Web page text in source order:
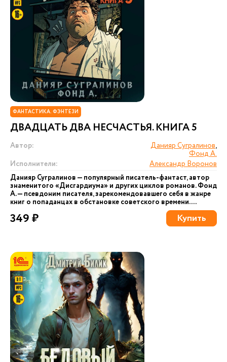
ФАНТАСТИКА. ФЭНТЕЗИ
ДВАДЦАТЬ ДВА НЕСЧАСТЬЯ. КНИГА 5
Автор: Данияр Сугралинов,
Фонд А.
Исполнители:
Александр Воронов
Данияр Сугралинов — популярный писатель-фантаст, автор
знаменитого «Дисгардиума» и других циклов романов. Фонд
А. — псевдоним писателя, зарекомендовавшего себя в жанре
книг о попаданцах в обстановке советского времени....
349 ₽ Купить